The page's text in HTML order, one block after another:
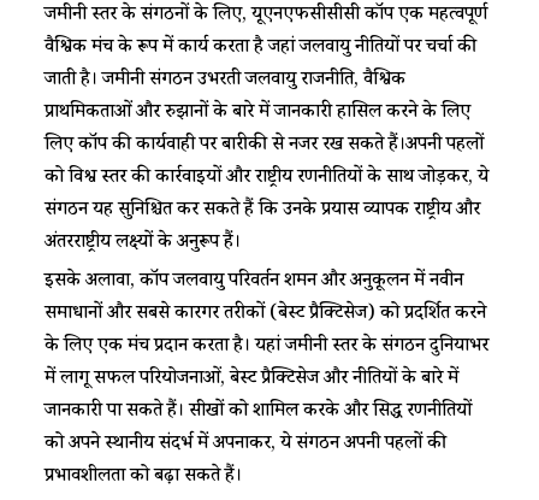
जमीनी स्तर के संगठनों के लिए, यूएनएफसीसीसी कॉप एक महत्वपूर्ण
वैश्विक मंच के रूप में कार्य करता है जहां जलवायु नीतियों पर चर्चा की
जाती है। जमीनी संगठन उभरती जलवायु राजनीति, वैश्विक
प्राथमिकताओं और रुझानों के बारे में जानकारी हासिल करने के लिए
लिए कॉप की कार्यवाही पर बारीकी से नजर रख सकते हैं।अपनी पहलों
को विश्व स्तर की कार्रवाइयों और राष्ट्रीय रणनीतियों के साथ जोड़कर, ये
संगठन यह सुनिश्चित कर सकते हैं कि उनके प्रयास व्यापक राष्ट्रीय और
अंतरराष्ट्रीय लक्ष्यों के अनुरूप हैं।
इसके अलावा, कॉप जलवायु परिवर्तन शमन और अनुकूलन में नवीन
समाधानों और सबसे कारगर तरीकों (बेस्ट प्रैक्टिसेज) को प्रदर्शित करने
के लिए एक मंच प्रदान करता है। यहां जमीनी स्तर के संगठन दुनियाभर
में लागू सफल परियोजनाओं, बेस्ट प्रैक्टिसेज और नीतियों के बारे में
जानकारी पा सकते हैं। सीखों को शामिल करके और सिद्ध रणनीतियों
को अपने स्थानीय संदर्भ में अपनाकर, ये संगठन अपनी पहलों की
प्रभावशीलता को बढ़ा सकते हैं।